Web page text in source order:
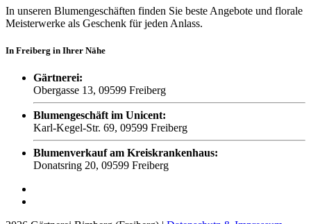
In unseren Blumengeschäften finden Sie beste Angebote und florale
Meisterwerke als Geschenk für jeden Anlass.
In Freiberg in Ihrer Nähe
Gärtnerei:
Obergasse 13, 09599 Freiberg
Blumengeschäft im Unicent:
Karl-Kegel-Str. 69, 09599 Freiberg
Blumenverkauf am Kreiskrankenhaus:
Donatsring 20, 09599 Freiberg